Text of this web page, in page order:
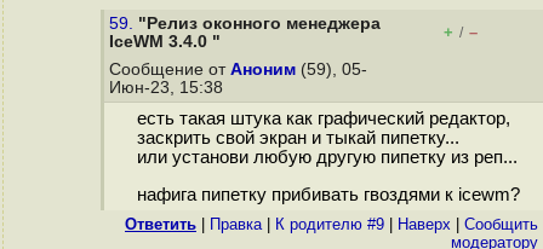
59. "Релиз оконного менеджера
IceWM 3.4.0 "
+ / –
Сообщение от Аноним (59), 05-
Июн-23, 15:38
есть такая штука как графический редактор,
заскрить свой экран и тыкай пипетку...
или установи любую другую пипетку из реп...
нафига пипетку прибивать гвоздями к icewm?
Ответить Правка| К родителю #9 Наверх
Cообщить
модератору